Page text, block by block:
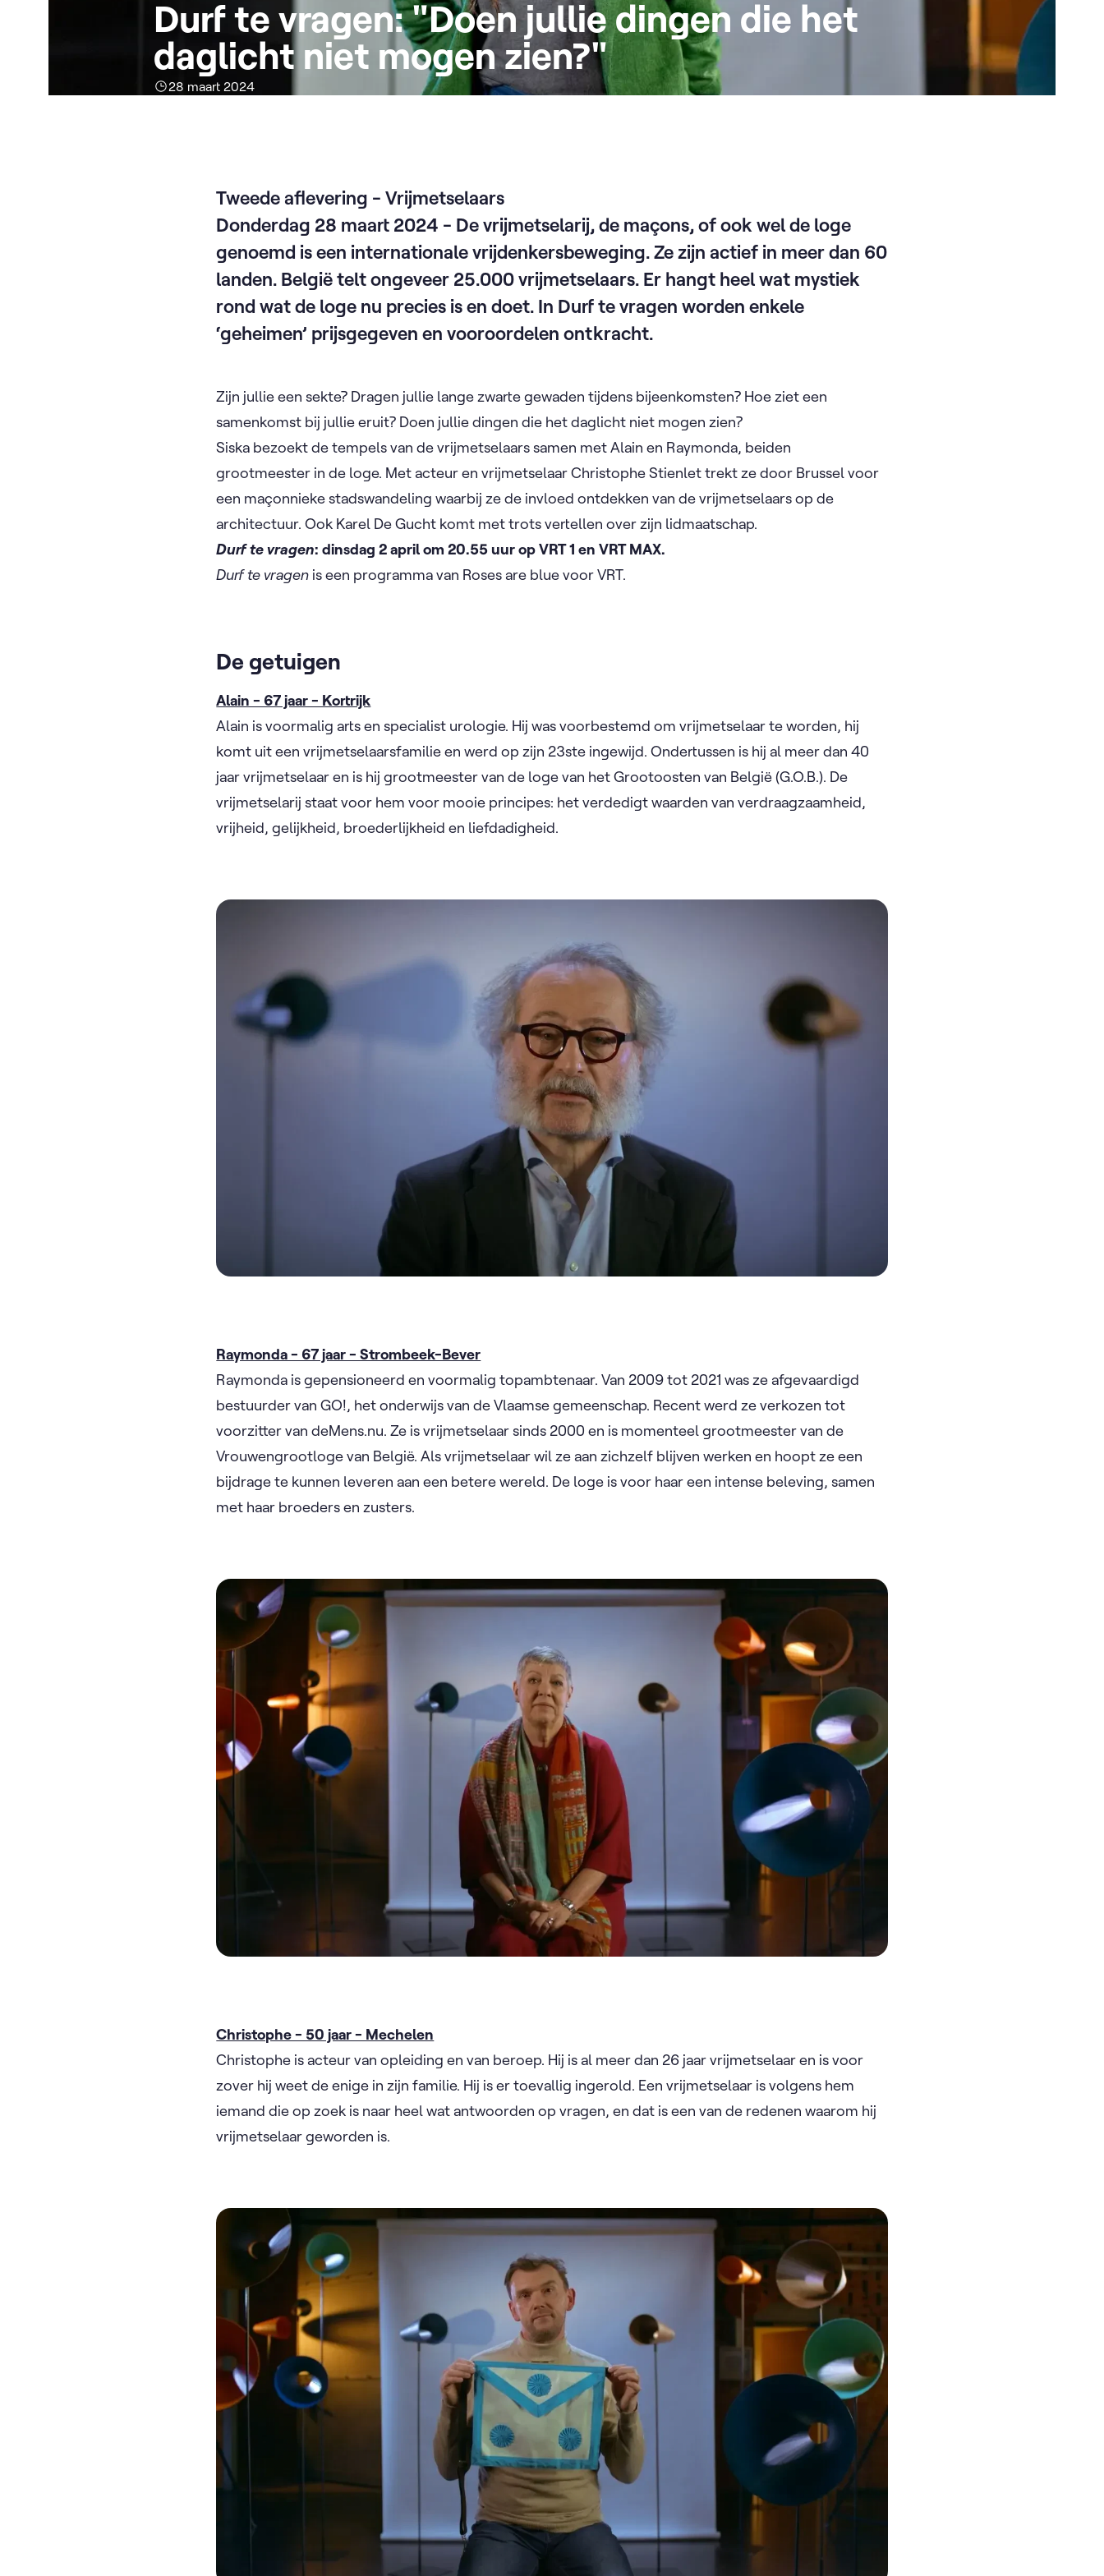
Durf te vragen: "Doen jullie dingen die het
daglicht niet mogen zien?"
28 maart 2024
Tweede aflevering - Vrijmetselaars
Donderdag 28 maart 2024 - De vrijmetselarij, de maçons, of ook wel de loge
genoemd is een internationale vrijdenkersbeweging. Ze zijn actief in meer dan 60
landen. België telt ongeveer 25.000 vrijmetselaars. Er hangt heel wat mystiek
rond wat de loge nu precies is en doet. In Durf te vragen worden enkele
‘geheimen’ prijsgegeven en vooroordelen ontkracht.
Zijn jullie een sekte? Dragen jullie lange zwarte gewaden tijdens bijeenkomsten? Hoe ziet een
samenkomst bij jullie eruit? Doen jullie dingen die het daglicht niet mogen zien?
Siska bezoekt de tempels van de vrijmetselaars samen met Alain en Raymonda, beiden
grootmeester in de loge. Met acteur en vrijmetselaar Christophe Stienlet trekt ze door Brussel voor
een maçonnieke stadswandeling waarbij ze de invloed ontdekken van de vrijmetselaars op de
architectuur. Ook Karel De Gucht komt met trots vertellen over zijn lidmaatschap.
Durf te vragen: dinsdag 2 april om 20.55 uur op VRT 1 en VRT MAX.
Durf te vragen is een programma van Roses are blue voor VRT.
De getuigen
Alain - 67 jaar - Kortrijk
Alain is voormalig arts en specialist urologie. Hij was voorbestemd om vrijmetselaar te worden, hij
komt uit een vrijmetselaarsfamilie en werd op zijn 23ste ingewijd. Ondertussen is hij al meer dan 40
jaar vrijmetselaar en is hij grootmeester van de loge van het Grootoosten van België (G.O.B.). De
vrijmetselarij staat voor hem voor mooie principes: het verdedigt waarden van verdraagzaamheid,
vrijheid, gelijkheid, broederlijkheid en liefdadigheid.
Raymonda - 67 jaar - Strombeek-Bever
Raymonda is gepensioneerd en voormalig topambtenaar. Van 2009 tot 2021 was ze afgevaardigd
bestuurder van GO!, het onderwijs van de Vlaamse gemeenschap. Recent werd ze verkozen tot
voorzitter van deMens.nu. Ze is vrijmetselaar sinds 2000 en is momenteel grootmeester van de
Vrouwengrootloge van België. Als vrijmetselaar wil ze aan zichzelf blijven werken en hoopt ze een
bijdrage te kunnen leveren aan een betere wereld. De loge is voor haar een intense beleving, samen
met haar broeders en zusters.
Christophe - 50 jaar - Mechelen
Christophe is acteur van opleiding en van beroep. Hij is al meer dan 26 jaar vrijmetselaar en is voor
zover hij weet de enige in zijn familie. Hij is er toevallig ingerold. Een vrijmetselaar is volgens hem
iemand die op zoek is naar heel wat antwoorden op vragen, en dat is een van de redenen waarom hij
vrijmetselaar geworden is.